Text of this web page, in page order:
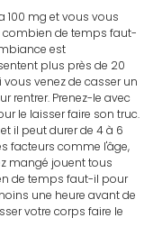
100 mg et vous vous
combien de temps faut-
est
plus près de 20
venez de casser un
rentrer. Prenez-le avec
le laisser faire son truc.
il peut durer de 4 à 6
facteurs comme l'âge,
mangé jouent tous
de temps faut-il pour
une heure avant de
votre corps faire le